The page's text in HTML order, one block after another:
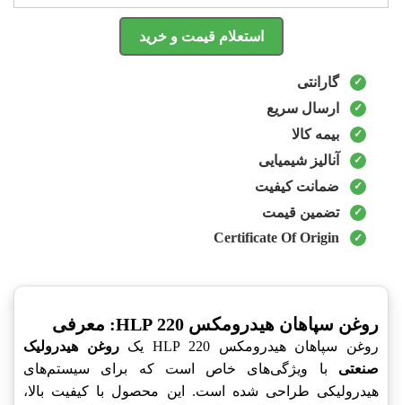
استعلام قیمت و خرید
گارانتی
ارسال سریع
بیمه کالا
آنالیز شیمیایی
ضمانت کیفیت
تضمین قیمت
Certificate Of Origin
روغن سپاهان هیدرومکس 220 HLP: معرفی
روغن سپاهان هیدرومکس 220 HLP یک
روغن هیدرولیک
صنعتی با ویژگی‌های خاص است که برای سیستم‌های
هیدرولیکی طراحی شده است. این محصول با کیفیت بالا،